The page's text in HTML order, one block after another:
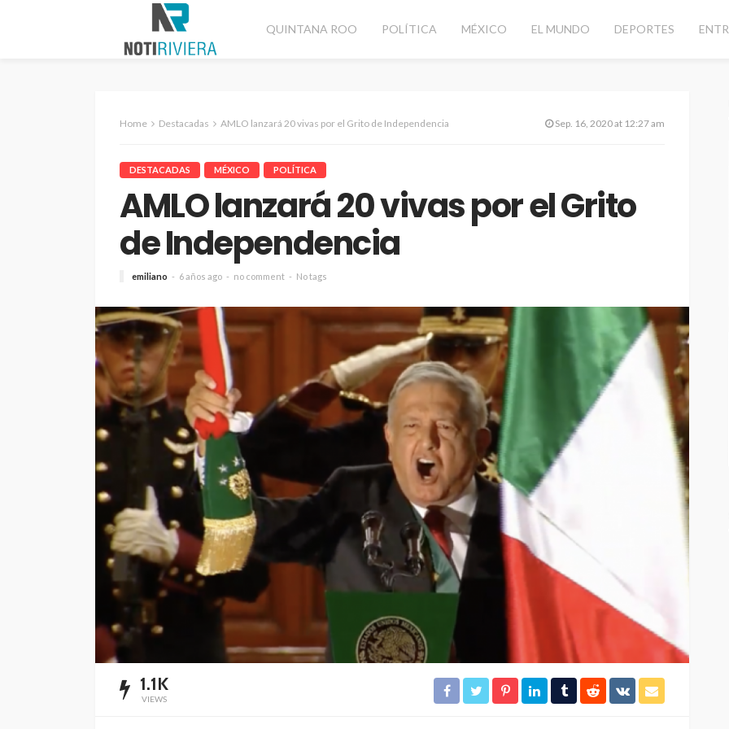
QUINTANA ROO POLÍTICA MÉXICO EL MUNDO DEPORTES
Home Destacadas AMLO lanzará 20 vivas por el Grito de Independencia Sep. 16, 2020 at 12:27 am
DESTACADAS MÉXICO POLÍTICA
AMLO lanzará 20 vivas por el Grito
de Independencia
emiliano 6 años ago no comment No tags
1.1K
VIEWS
CANCÚN
Impulsan simplificación
administrativa y
digitalización de trámites
Redacción 21
CANCÚN
Gobierno de BJ clausura el
desarrollo irregular
“Mayorales”
Redacción 4 horas ago